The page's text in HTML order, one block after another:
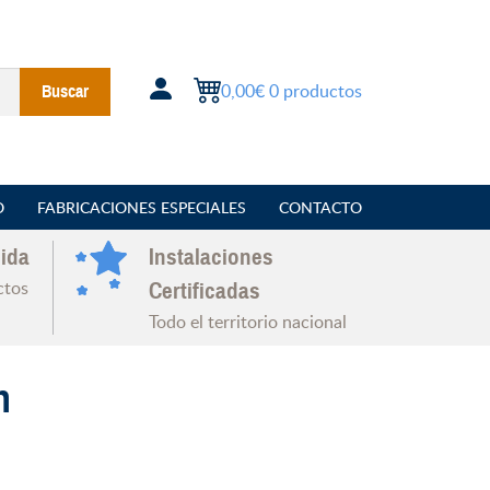
Buscar 0,00€0 productos
FABRICACIONES ESPECIALES CONTACTO
Instalaciones
Certificadas
Todo el territorio nacional